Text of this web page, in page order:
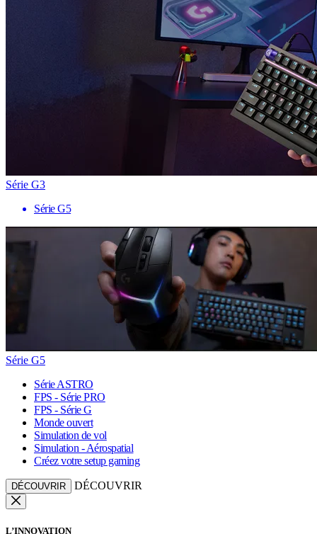
Série G3
Série G5
Série G5
Série ASTRO
FPS - Série PRO
FPS - Série G
Monde ouvert
Simulation de vol
Simulation - Aérospatial
Créez votre setup gaming
DÉCOUVRIR DÉCOUVRIR
L’INNOVATION